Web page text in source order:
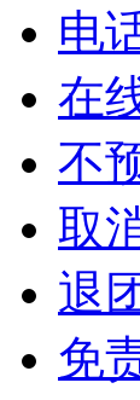
电
在
不
取
退
免